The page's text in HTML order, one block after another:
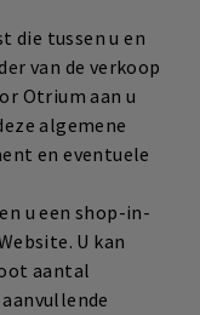
die tussen u en
van de verkoop
Otrium aan u
algemene
en eventuele
u een shop-in-
U kan
aantal